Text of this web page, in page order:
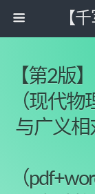
【
【第2版
（现代物
与广义
（